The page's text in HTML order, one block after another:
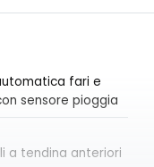
fari e
sensore pioggia
a tendina anteriori